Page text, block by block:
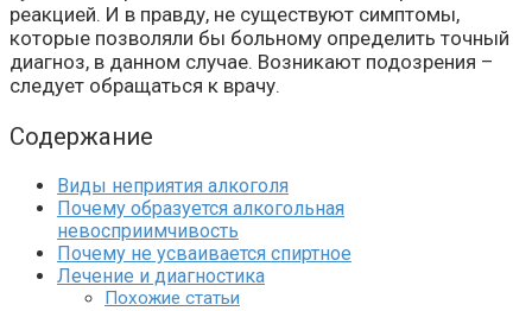
реакцией. И в правду, не существуют симптомы,
которые позволяли бы больному определить точный
диагноз, в данном случае. Возникают подозрения –
следует обращаться к врачу.
Содержание
Виды неприятия алкоголя
Почему образуется алкогольная
невосприимчивость
Почему не усваивается спиртное
Лечение и диагностика
Похожие статьи